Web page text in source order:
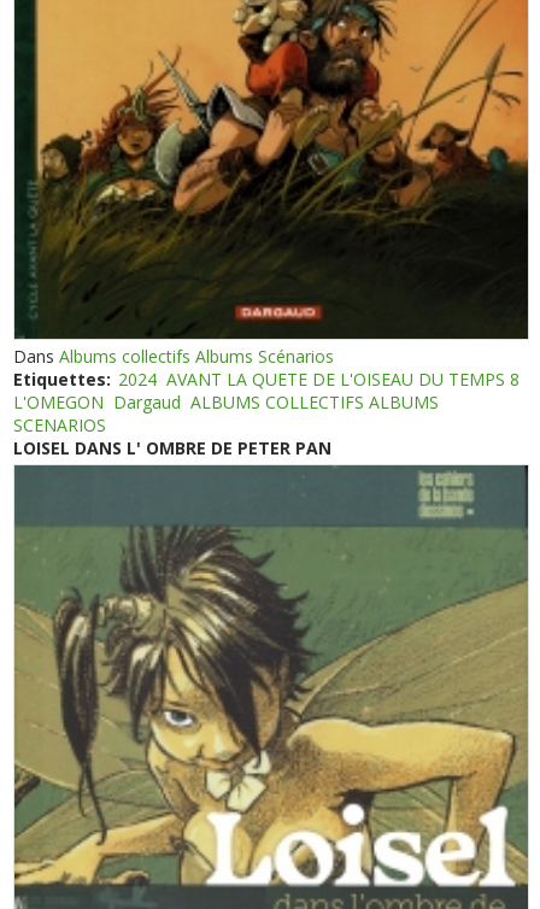
DansAlbums collectifs Albums Scénarios
Etiquettes: 2024 AVANT LA QUETE DE L'OISEAU DU TEMPS 8
L'OMEGON Dargaud ALBUMS COLLECTIFS ALBUMS
SCENARIOS
LOISEL DANS L' OMBRE DE PETER PAN